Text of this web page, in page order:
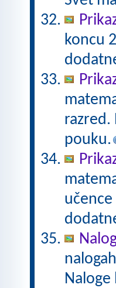
koncu
razred.
pouku.